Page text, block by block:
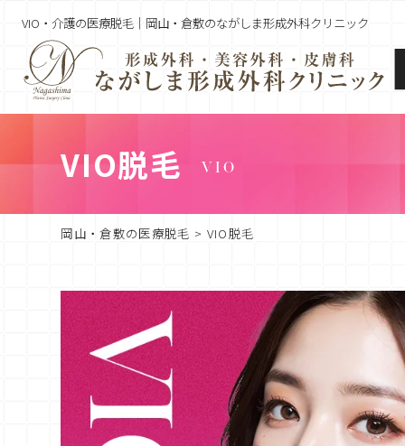
VIO・介護の医療脱毛｜岡山・倉敷のながしま形成外科クリニック
VIO脱毛 VIO
岡山・倉敷の医療脱毛 > VIO脱毛